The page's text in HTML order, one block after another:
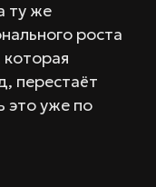
ту же
роста
перестаёт
это уже по